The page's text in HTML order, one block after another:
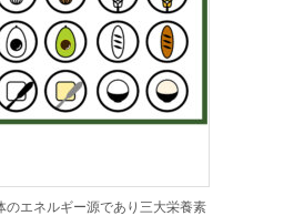
のエネルギー源であり三大栄養素